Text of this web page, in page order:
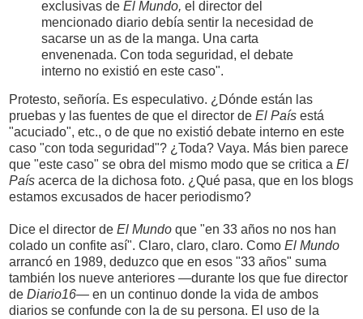
exclusivas de El Mundo, el director del
mencionado diario debía sentir la necesidad de
sacarse un as de la manga. Una carta
envenenada. Con toda seguridad, el debate
interno no existió en este caso".
Protesto, señoría. Es especulativo. ¿Dónde están las
pruebas y las fuentes de que el director de El País está
"acuciado", etc., o de que no existió debate interno en este
caso "con toda seguridad"? ¿Toda? Vaya. Más bien parece
que "este caso" se obra del mismo modo que se critica a El
País acerca de la dichosa foto. ¿Qué pasa, que en los blogs
estamos excusados de hacer periodismo?
Dice el director de El Mundo que "en 33 años no nos han
colado un confite así". Claro, claro, claro. Como El Mundo
arrancó en 1989, deduzco que en esos "33 años" suma
también los nueve anteriores —durante los que fue director
de Diario16— en un continuo donde la vida de ambos
diarios se confunde con la de su persona. El uso de la